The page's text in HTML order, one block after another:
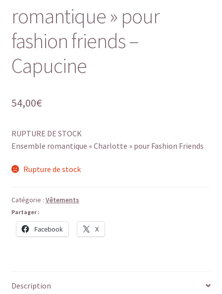
romantique » pour
fashion friends –
Capucine
54,00€
RUPTURE DE STOCK
Ensemble romantique « Charlotte » pour Fashion Friends
Rupture de stock
Catégorie : Vêtements
Partager :
Facebook X
Description